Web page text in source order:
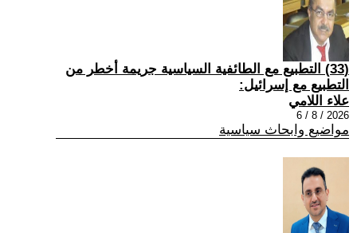
(33) التطبيع مع الطائفية السياسية جريمة أخطر من
التطبيع مع إسرائيل:
علاء اللامي
2026 / 8 / 6
مواضيع وابحاث سياسية